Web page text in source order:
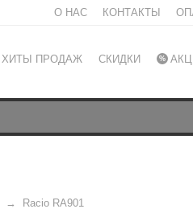
О НАС КОНТАКТЫ
ХИТЫ ПРОДАЖ СКИДКИ
Racio RA901